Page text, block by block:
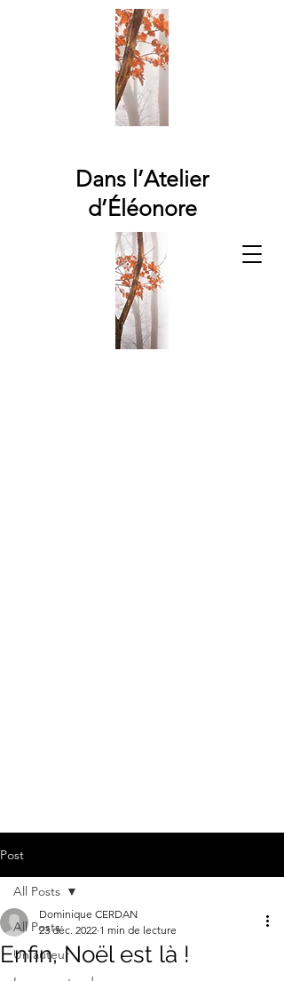
Dans l’Atelier
d’Éléonore
Post
All Posts
Un auteur
All Posts
Enfin, Noël est là !
Dominique CERDAN
23 déc. 2022 1 min de lecture